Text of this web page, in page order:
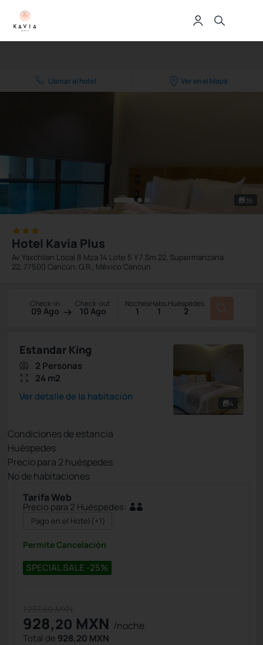
Llamar al hotel Ver en el Mapa
36
Hotel Kavia Plus
Av Yaxchilan Local 8 Mza 14 Lote 5 Y 7 Sm 22, Supermanzana
22, 77500 Cancún, Q.R., México Cancun
Check-in
09 Ago
Check-out
10 Ago
Noches
1
Habs.
1
Huéspedes
2
4
Estandar King
2 Personas
24 m2
Ver detalle de la habitación
Condiciones de estancia
Huéspedes
Precio para 2 huéspedes
Nº de habitaciones
Tarifa Web
Precio para 2 Huéspedes:
Pago en el Hotel (+1)
SPECIAL SALE -25%
Permite Cancelación
928,20 MXN /noche
Total de 928,20 MXN